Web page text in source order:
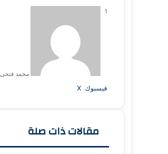
محمد فتحى
فيسبوك X
البريد
مقالات ذات صلة